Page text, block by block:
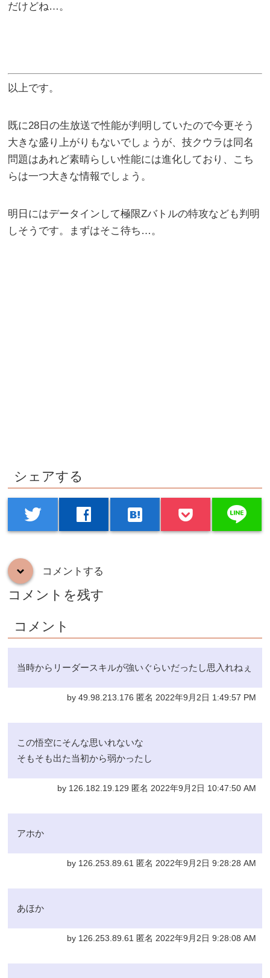
だけどね…。
以上です。
既に28日の生放送で性能が判明していたので今更そう
大きな盛り上がりもないでしょうが、技クウラは同名
問題はあれど素晴らしい性能には進化しており、こち
らは一つ大きな情報でしょう。
明日にはデータインして極限Zバトルの特攻なども判明
しそうです。まずはそこ待ち…。
シェアする
twitter facebook hatenabookmark line
down コメントする
コメントを残す
コメント
当時からリーダースキルが強いぐらいだったし思入れねぇ
by 49.98.213.176 匿名 2022年9月2日 1:49:57 PM
この悟空にそんな思いれないな
そもそも出た当初から弱かったし
by 126.182.19.129 匿名 2022年9月2日 10:47:50 AM
アホか
by 126.253.89.61 匿名 2022年9月2日 9:28:28 AM
あほか
by 126.253.89.61 匿名 2022年9月2日 9:28:08 AM